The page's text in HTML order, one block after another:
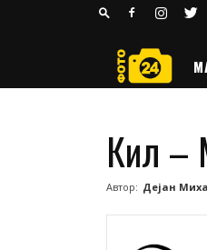
РАКОМЕТ
Кил –
Автор: Дејан